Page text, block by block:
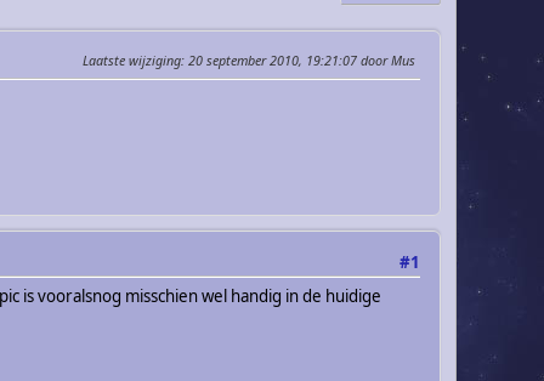
Laatste wijziging: 20 september 2010, 19:21:07 door Mus
#1
is vooralsnog misschien wel handig in de huidige